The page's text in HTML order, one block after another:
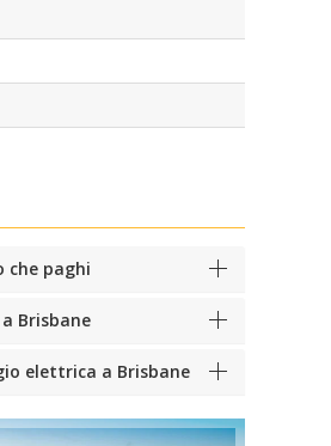
che paghi
Brisbane
elettrica a Brisbane